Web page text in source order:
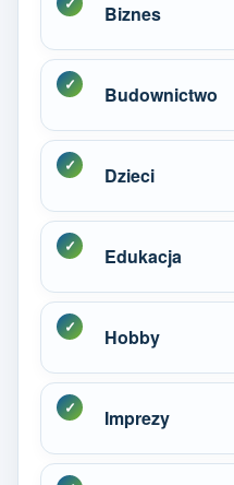
Biznes
Budownictwo
Dzieci
Edukacja
Hobby
Imprezy